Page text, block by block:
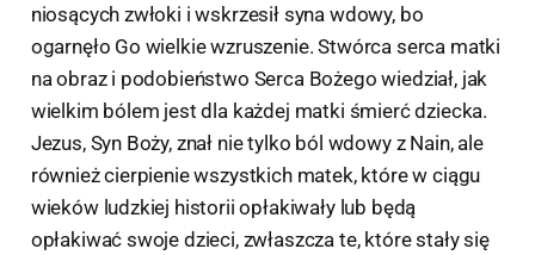
niosących zwłoki i wskrzesił syna wdowy, bo
ogarnęło Go wielkie wzruszenie. Stwórca serca matki
na obraz i podobieństwo Serca Bożego wiedział, jak
wielkim bólem jest dla każdej matki śmierć dziecka.
Jezus, Syn Boży, znał nie tylko ból wdowy z Nain, ale
również cierpienie wszystkich matek, które w ciągu
wieków ludzkiej historii opłakiwały lub będą
opłakiwać swoje dzieci, zwłaszcza te, które stały się